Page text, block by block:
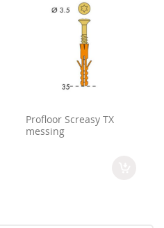
Profloor Screasy TX
messing